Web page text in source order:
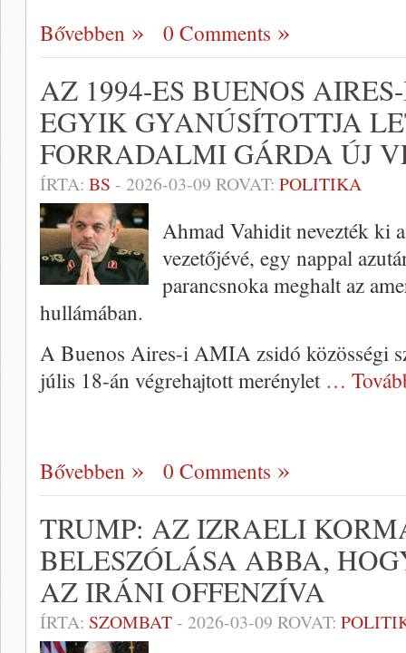
Bővebben 0 Comments
AZ 1994-ES BUENOS
EGYIK GYANÚSÍTOTTJA
FORRADALMI GÁRDA ÚJ
ÍRTA: BS - 2026-03-09 ROVAT: POLITIKA
Ahmad Vahidit nevezték ki
vezetőjévé, egy nappal
parancsnoka meghalt az
hullámában.
A Buenos Aires-i AMIA zsidó közösségi
júlis 18-án végrehajtott merénylet …
Bővebben 0 Comments
TRUMP: AZ IZRAELI
BELESZÓLÁSA ABBA,
AZ IRÁNI OFFENZÍVA
ÍRTA: SZOMBAT- 2026-03-09 ROVAT: